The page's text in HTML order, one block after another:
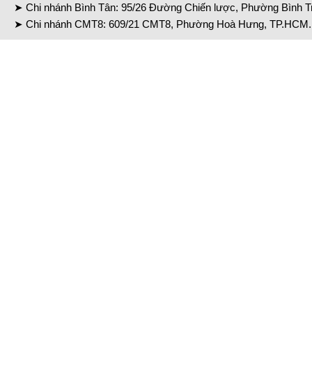
➤ Chi nhánh Bình Tân: 95/26 Đường Chiến lược, Phường Bình
➤ Chi nhánh CMT8: 609/21 CMT8, Phường Hoà Hưng,